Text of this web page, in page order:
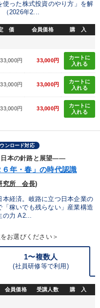
ント 専門家
・ダイバーシティ
refresh
（全761タイトル）からお探
「儲けの本質」を突く
気〉音声＆動画20選
営業力や販売力を獲得する
った株式投資のやり方」を解
（2026年2...
価 会員価格 購 入
33,000円 33,000円
カートに
入れる
33,000円 33,000円
カートに
入れる
33,000円 33,000円
カートに
入れる
ンロード対応
日本の針路と展望――
年・春」の時代認識
究所 会長)
経済。岐路に立つ日本企業の
稼いでも残らない」産業構造
の力 A2...
お選びください＞
1〜複数人
(社員研修等で利用)
会員価格 受講人数 購 入